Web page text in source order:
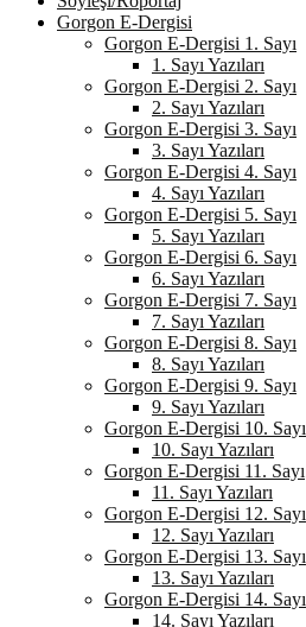
Gorgon E-Dergisi
Gorgon E-Dergisi 1. Sayı
1. Sayı Yazıları
Gorgon E-Dergisi 2. Sayı
2. Sayı Yazıları
Gorgon E-Dergisi 3. Sayı
3. Sayı Yazıları
Gorgon E-Dergisi 4. Sayı
4. Sayı Yazıları
Gorgon E-Dergisi 5. Sayı
5. Sayı Yazıları
Gorgon E-Dergisi 6. Sayı
6. Sayı Yazıları
Gorgon E-Dergisi 7. Sayı
7. Sayı Yazıları
Gorgon E-Dergisi 8. Sayı
8. Sayı Yazıları
Gorgon E-Dergisi 9. Sayı
9. Sayı Yazıları
Gorgon E-Dergisi 10. Sayı
10. Sayı Yazıları
Gorgon E-Dergisi 11. Sayı
11. Sayı Yazıları
Gorgon E-Dergisi 12. Sayı
12. Sayı Yazıları
Gorgon E-Dergisi 13. Sayı
13. Sayı Yazıları
Gorgon E-Dergisi 14. Sayı
14. Sayı Yazıları